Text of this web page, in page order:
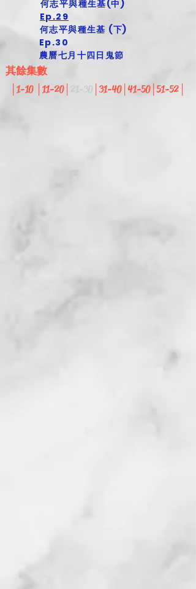
何志平與種生基(中)
Ep.29
何志平與種生基 (下)
Ep.30
農曆七月十四日鬼節
其餘集數
1-10​│ 11-20​│ │31-40​│ 41-50​│51-52​│